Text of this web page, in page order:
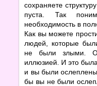
сохраняете
пуста. Так
необходимость в
Как вы можете
людей, которые
не были злыми.
иллюзией. И это
и вы были
бы вы не были